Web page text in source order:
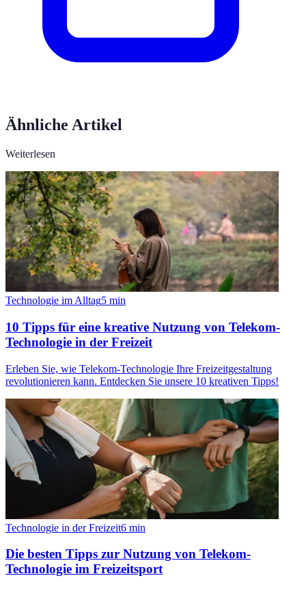
Ähnliche Artikel
Weiterlesen
Technologie im Alltag5 min
10 Tipps für eine kreative Nutzung von Telekom-
Technologie in der Freizeit
Erleben Sie, wie Telekom-Technologie Ihre Freizeitgestaltung
revolutionieren kann. Entdecken Sie unsere 10 kreativen Tipps!
Technologie in der Freizeit6 min
Die besten Tipps zur Nutzung von Telekom-
Technologie im Freizeitsport